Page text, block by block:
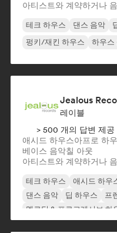
아티스트와 계약하거나
테크 하우스 댄스 음악
펑키/재킨 하우스
하우스
Jealous
레이블
> 500 개의 답변 제공
애시드 하우스아프로 하
베이스 음악칠 아웃
아티스트와 계약하거나
테크 하우스 애시드 하우
댄스 음악
딥 하우스 프
멜로딕 & 프로그레시브 하